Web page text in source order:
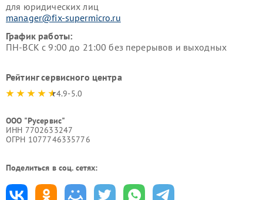
для юридических лиц
manager@fix-supermicro.ru
График работы:
ПН-ВСК с 9:00 до 21:00 без перерывов и выходных
Рейтинг сервисного центра
4.9-5.0
ООО "Русервис"
ИНН 7702633247
ОГРН 1077746335776
Поделиться в соц. сетях: